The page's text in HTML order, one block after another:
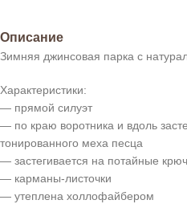
Описание
Зимняя джинсовая парка с
Характеристики:
— прямой силуэт
— по краю воротника и вдоль
тонированного меха песца
— застегивается на потайные
— карманы-листочки
— утеплена холлофайбером